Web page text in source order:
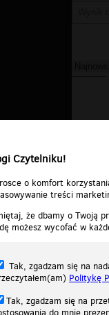
Czytelniku!
o komfort
treści
że dbamy o Twoją
możesz wycofać w
Tak, zgadzam się na
Politykę
Tak, zgadzam się na